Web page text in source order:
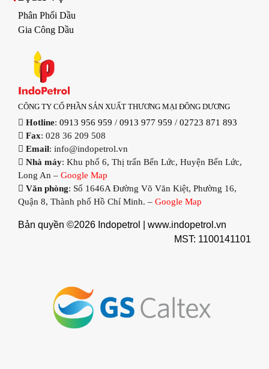
Phân Phối Dầu
Gia Công Dầu
CÔNG TY CỔ PHẦN SẢN XUẤT THƯƠNG MẠI ĐÔNG DƯƠNG
Hotline: 0913 956 959 / 0913 977 959 / 02723 871 893
Fax: 028 36 209 508
Email: info@indopetrol.vn
Nhà máy: Khu phố 6, Thị trấn Bến Lức, Huyện Bến Lức,
Long An – Google Map
Văn phòng: Số 1646A Đường Võ Văn Kiệt, Phường 16,
Quận 8, Thành phố Hồ Chí Minh. – Google Map
Bản quyền ©2026 Indopetrol | www.indopetrol.vn
MST: 1100141101